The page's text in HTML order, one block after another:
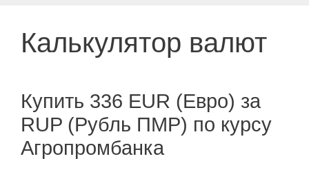
Калькулятор валют
Купить 336 EUR (Евро) за
RUP (Рубль ПМР) по курсу
Агропромбанка